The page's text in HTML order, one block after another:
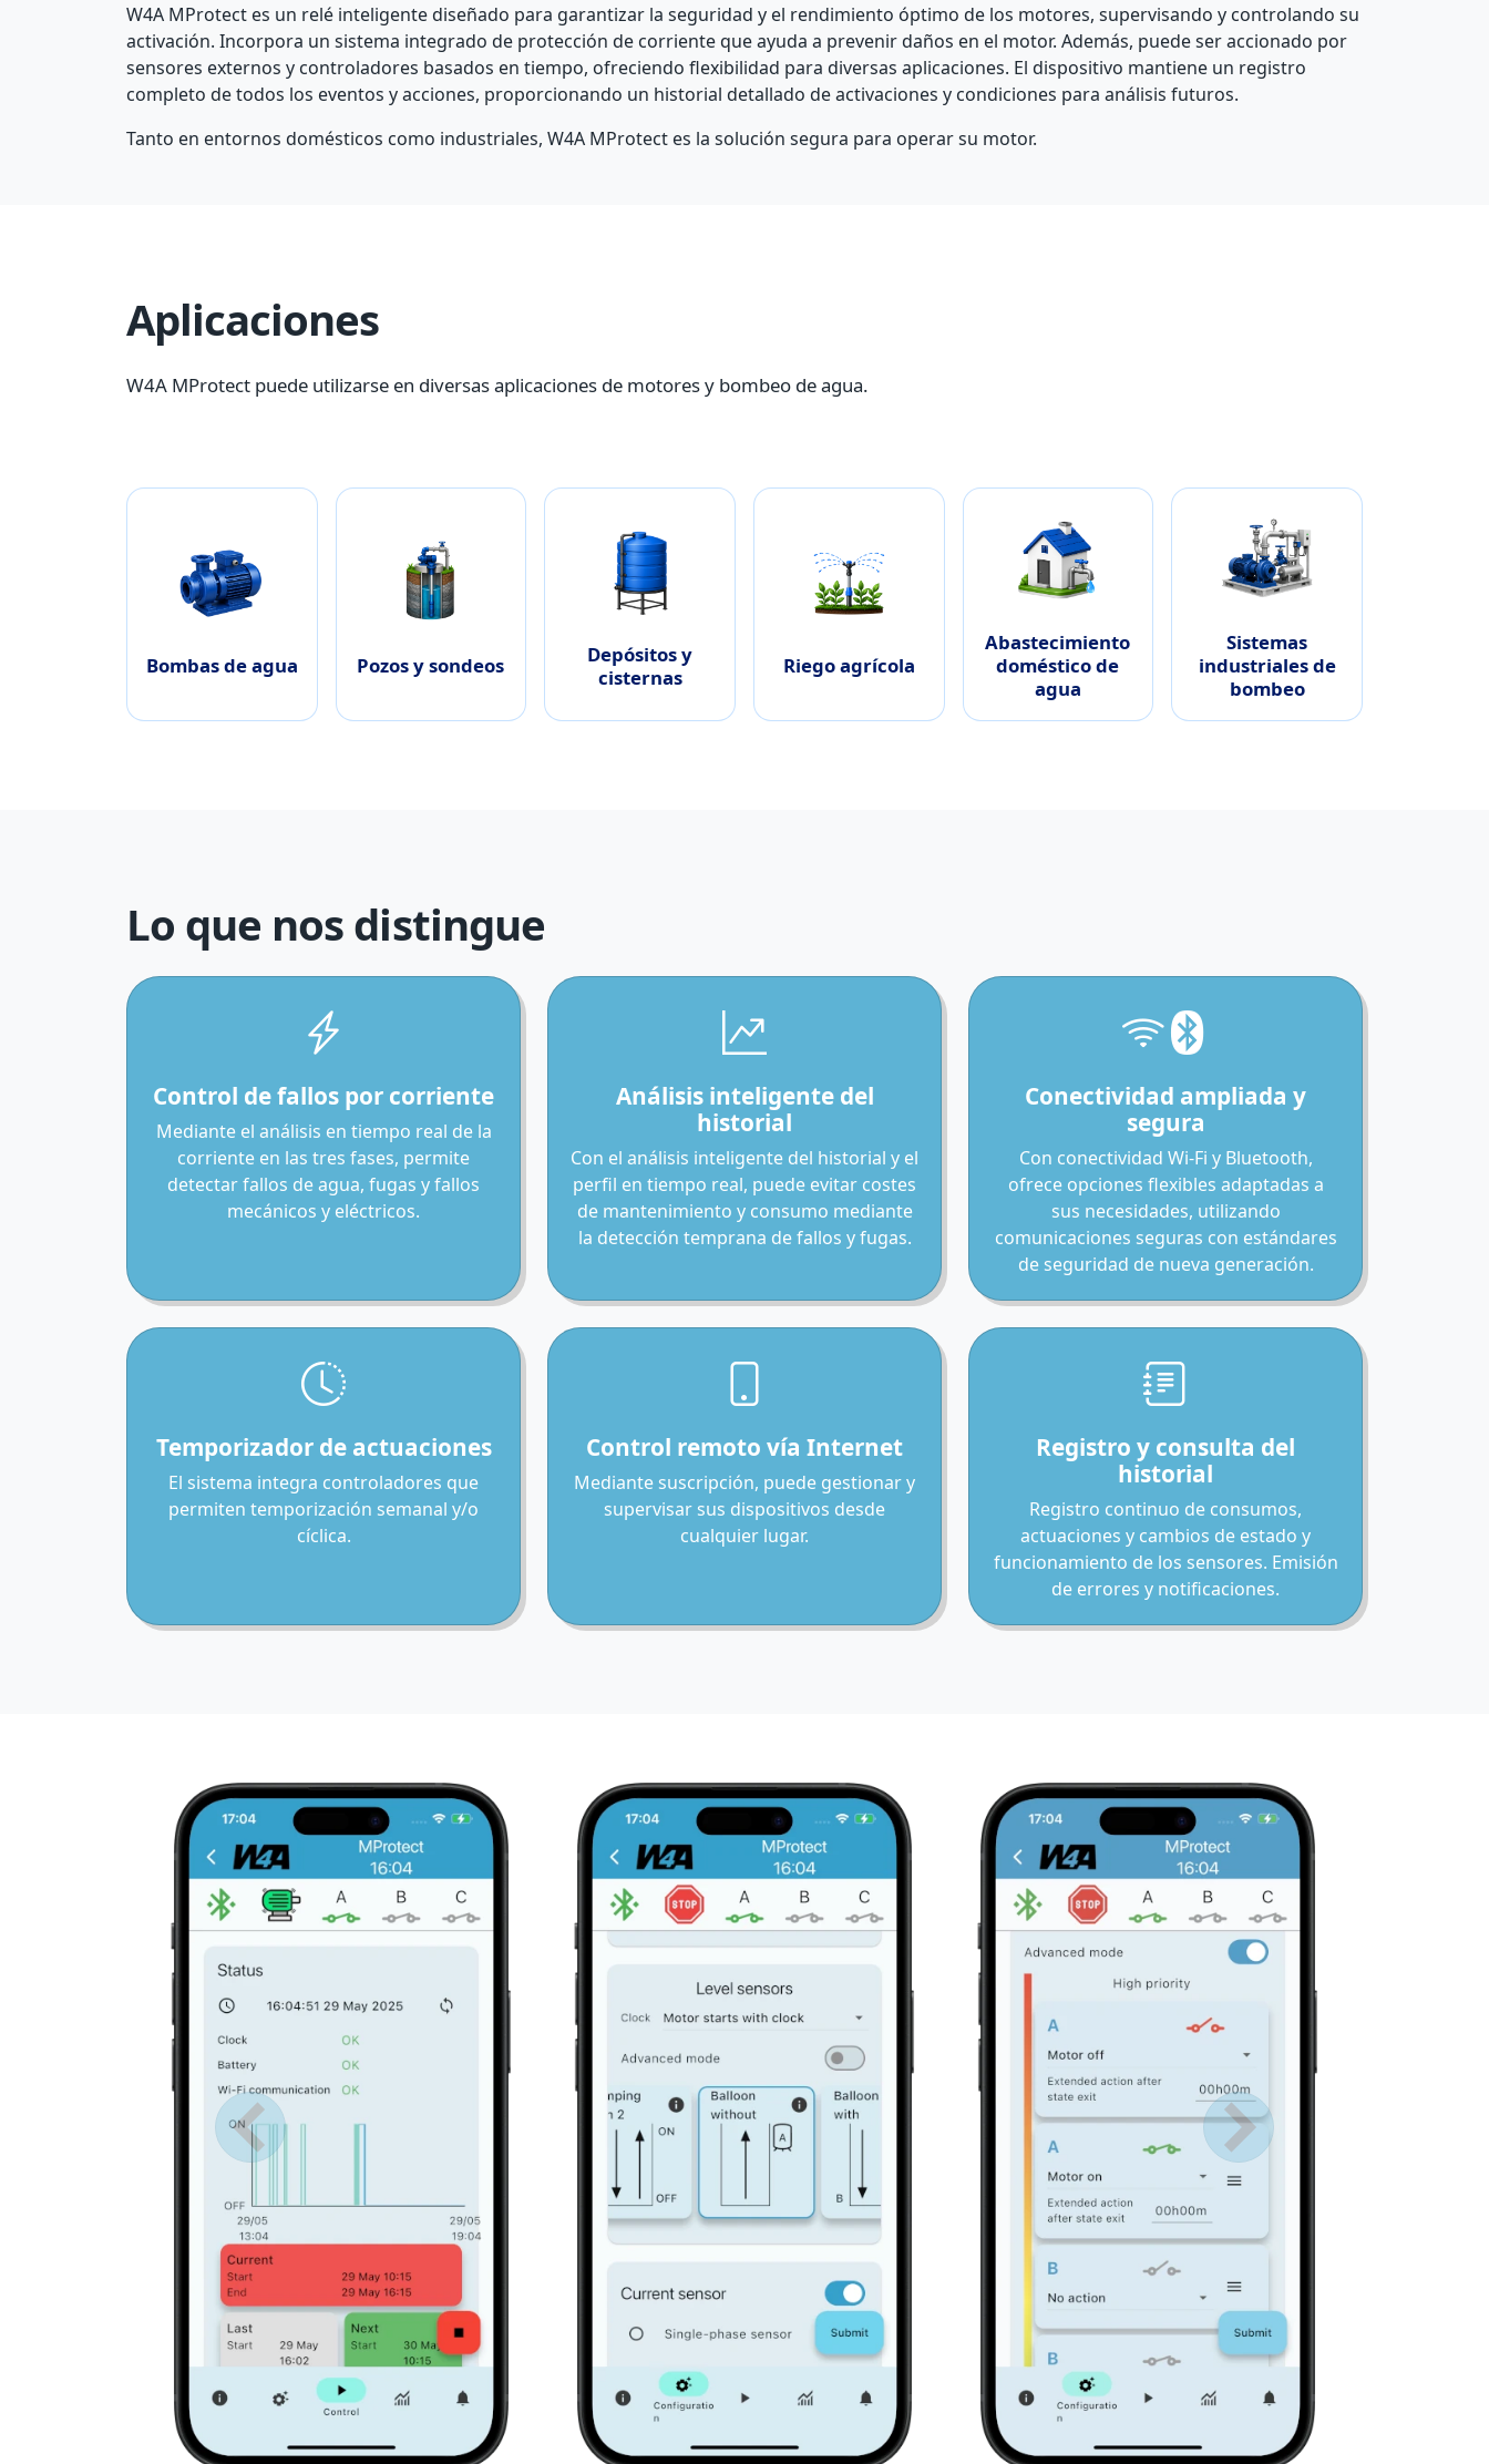
W4A MProtect es un relé inteligente diseñado para garantizar la seguridad y el rendimiento óptimo de los motores, supervisando y controlando su
activación. Incorpora un sistema integrado de protección de corriente que ayuda a prevenir daños en el motor. Además, puede ser accionado por
sensores externos y controladores basados en tiempo, ofreciendo flexibilidad para diversas aplicaciones. El dispositivo mantiene un registro
completo de todos los eventos y acciones, proporcionando un historial detallado de activaciones y condiciones para análisis futuros.
Tanto en entornos domésticos como industriales, W4A MProtect es la solución segura para operar su motor.
Aplicaciones
W4A MProtect puede utilizarse en diversas aplicaciones de motores y bombeo de agua.
Bombas de agua Pozos y sondeos
Depósitos y
cisternas
Riego agrícola
Abastecimiento
doméstico de
agua
Sistemas
industriales de
bombeo
Lo que nos distingue
Control de fallos por corriente
Mediante el análisis en tiempo real de la
corriente en las tres fases, permite
detectar fallos de agua, fugas y fallos
mecánicos y eléctricos.
Análisis inteligente del
historial
Con el análisis inteligente del historial y el
perfil en tiempo real, puede evitar costes
de mantenimiento y consumo mediante
la detección temprana de fallos y fugas.
Conectividad ampliada y
segura
Con conectividad Wi-Fi y Bluetooth,
ofrece opciones flexibles adaptadas a
sus necesidades, utilizando
comunicaciones seguras con estándares
de seguridad de nueva generación.
Temporizador de actuaciones
El sistema integra controladores que
permiten temporización semanal y/o
cíclica.
Control remoto vía Internet
Mediante suscripción, puede gestionar y
supervisar sus dispositivos desde
cualquier lugar.
Registro y consulta del
historial
Registro continuo de consumos,
actuaciones y cambios de estado y
funcionamiento de los sensores. Emisión
de errores y notificaciones.
Anterior Próximo